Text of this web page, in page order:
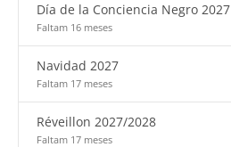
Día de la Conciencia Negro 2027
Faltam 16 meses
Navidad 2027
Faltam 17 meses
Réveillon 2027/2028
Faltam 17 meses